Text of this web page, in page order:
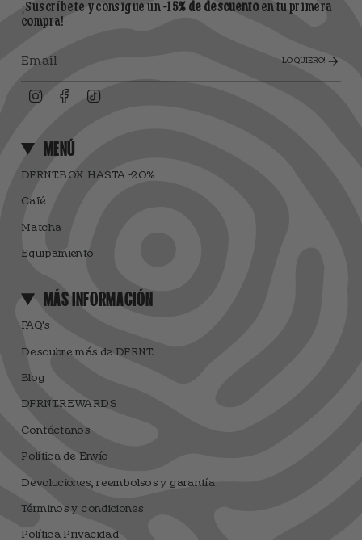
¡Suscríbete y consigue un -15% de descuentoen tu primera
compra!
¡LO QUIERO!
InstagramFacebook
MENÚ
DFRNT.BOX HASTA -20%
Café
Matcha
Equipamiento
MÁS INFORMACIÓN
FAQ's
Descubre más de DFRNT.
Blog
DFRNT.REWARDS
Contáctanos
Política de Envío
Devoluciones, reembolsos y garantía
Términos y condiciones
Política Privacidad